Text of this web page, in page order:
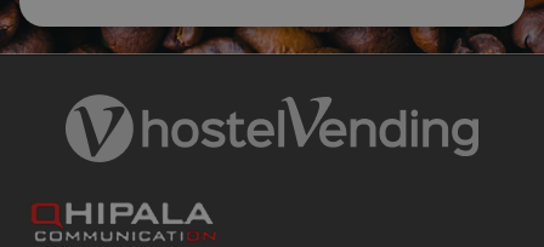
Fecha de publicación de producto:
Lunes 18 Noviembre 2013